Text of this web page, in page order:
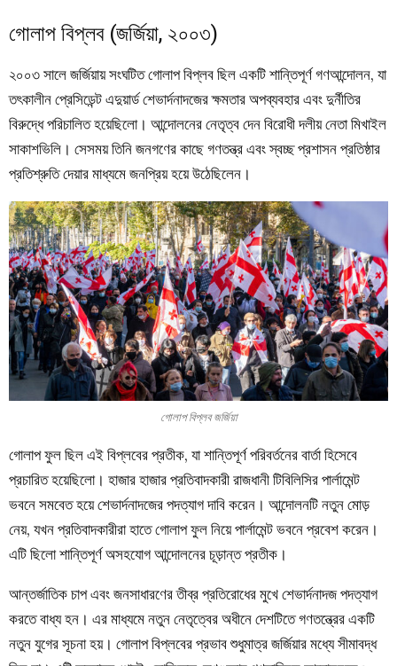
গোলাপ বিপ্লব (জর্জিয়া, ২০০৩)
২০০৩ সালে জর্জিয়ায় সংঘটিত গোলাপ বিপ্লব ছিল একটি শান্তিপূর্ণ গণআন্দোলন, যা
তৎকালীন প্রেসিডেন্ট এদুয়ার্ড শেভার্দনাদজের ক্ষমতার অপব্যবহার এবং দুর্নীতির
বিরুদ্ধে পরিচালিত হয়েছিলো। আন্দোলনের নেতৃত্ব দেন বিরোধী দলীয় নেতা মিখাইল
সাকাশভিলি। সেসময় তিনি জনগণের কাছে গণতন্ত্র এবং স্বচ্ছ প্রশাসন প্রতিষ্ঠার
প্রতিশ্রুতি দেয়ার মাধ্যমে জনপ্রিয় হয়ে উঠেছিলেন।
গোলাপ বিপ্লব জর্জিয়া
গোলাপ ফুল ছিল এই বিপ্লবের প্রতীক, যা শান্তিপূর্ণ পরিবর্তনের বার্তা হিসেবে
প্রচারিত হয়েছিলো। হাজার হাজার প্রতিবাদকারী রাজধানী টিবিলিসির পার্লামেন্ট
ভবনে সমবেত হয়ে শেভার্দনাদজের পদত্যাগ দাবি করেন। আন্দোলনটি নতুন মোড়
নেয়, যখন প্রতিবাদকারীরা হাতে গোলাপ ফুল নিয়ে পার্লামেন্ট ভবনে প্রবেশ করেন।
এটি ছিলো শান্তিপূর্ণ অসহযোগ আন্দোলনের চূড়ান্ত প্রতীক।
আন্তর্জাতিক চাপ এবং জনসাধারণের তীব্র প্রতিরোধের মুখে শেভার্দনাদজ পদত্যাগ
করতে বাধ্য হন। এর মাধ্যমে নতুন নেতৃত্বের অধীনে দেশটিতে গণতন্ত্রের একটি
নতুন যুগের সূচনা হয়। গোলাপ বিপ্লবের প্রভাব শুধুমাত্র জর্জিয়ার মধ্যে সীমাবদ্ধ